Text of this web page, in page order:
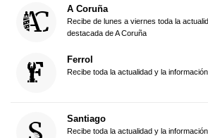
A Coruña
Recibe de lunes a viernes toda la
destacada de A Coruña
Ferrol
Recibe toda la actualidad y la
Santiago
Recibe toda la actualidad y la